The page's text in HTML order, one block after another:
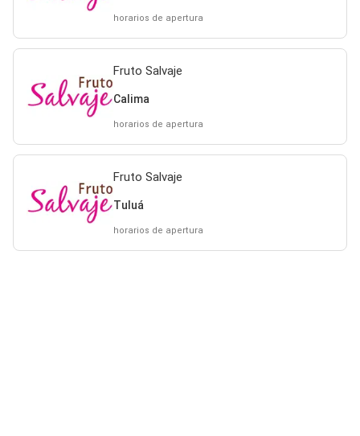
horarios de apertura
Fruto Salvaje
Calima
horarios de apertura
Fruto Salvaje
Tuluá
horarios de apertura